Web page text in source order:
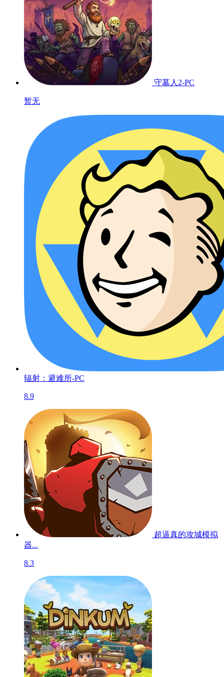
语言
英文
开发商
Forever Entertainment S. A.
发行商
Forever Entertainment S. A.
行会3-PC
暂无
暂无